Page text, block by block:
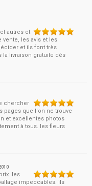
autres et
les avis et les
et ils font très
livraison gratuite dès
chercher
pages que l'on ne trouve
et excellentes photos
à tous. les fleurs
les
impeccables. ils